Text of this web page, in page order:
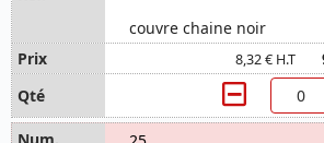
couvre chaine noir
8,32 € H.T